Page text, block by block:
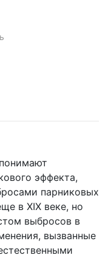
эффекта,
парниковых
в XIX веке, но
выбросов в
вызванные